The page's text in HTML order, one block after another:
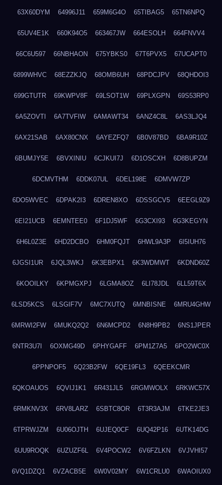
63X60DYM 64996J11 659M6G4O 65TIBAG5 65TN6NPQ
65UV4E1K 660K94O5 663467JW 664ESOLH 664FNVV4
66C6U597 66NBHAON 675YBKS0 67T6PVX5 67UCAPT0
6899WHVC 68EZZKJQ 68OMB6UH 68PDCJPV 68QHDOI3
699GTUTR 69KWPV8F 69LSOT1W 69PLXGPN 69S53RP0
6A5ZOVTI 6A7TVFIW 6AMAWT34 6ANZ4C8L 6AS3LJQ4
6AX21SAB 6AX80CNX 6AYEZFQ7 6B0V87BD 6BA9R10Z
6BUMJY5E 6BVXINIU 6CJKUI7J 6D1OSCXH 6D8BUPZM
6DCMVTHM 6DDK07UL 6DEL198E 6DMVW7ZP
6DO5WVEC 6DPAK2I3 6DREN8XO 6DSSGCV5 6EEGL9Z9
6EI21UCB 6EMNTEE0 6F1DJ5WF 6G3CXI93 6G3KEGYN
6H6L0Z3E 6HD2DCBO 6HM0FQJT 6HWL9A3P 6I5IUH76
6JGSI1UR 6JQL3WKJ 6K3EBPX1 6K3WDMWT 6KDND60Z
6KOOILKY 6KPMGXPJ 6LGMA8OZ 6LI78JDL 6LL59T6X
6LSD5KCS 6LSGIF7V 6MC7XUTQ 6MNBISNE 6MRU4GHW
6MRWI2FW 6MUKQ2Q2 6N6MCPD2 6N8H9PB2 6NS1JPER
6NTR3U7I 6OXMG49D 6PHYGAFF 6PM1Z7A5 6PO2WC0X
6PPNPOF5 6Q23B2FW 6QE19FL3 6QEEKCMR
6QKOAUOS 6QVIJ1K1 6R431JL5 6RGMWOLX 6RKWC57X
6RMKNV3X 6RV8LARZ 6SBTC8OR 6T3R3AJM 6TKE2JE3
6TPRWJZM 6U06OJTH 6UJEQ0CF 6UQ42P16 6UTK14DG
6UU9ROQK 6UZUZF6L 6V4POCW2 6V6FZLKN 6VJVHI57
6VQ1DZQ1 6VZACB5E 6W0V02MY 6W1CRLU0 6WAOIUX0